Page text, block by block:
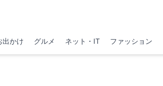
出かけ グルメ ネット・IT ファッション